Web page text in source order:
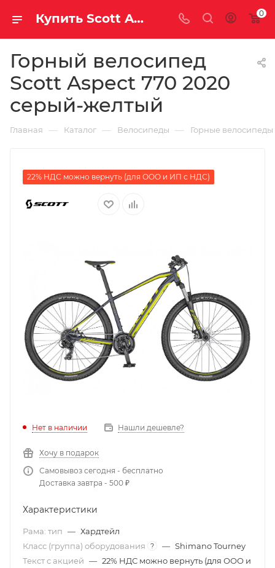
Купить Scott Aspect 770 2020 серый-желтый за рублей, а со скидкой 0
Горный велосипед
Scott Aspect 770 2020
серый-желтый
Главная — Каталог — Велосипеды — Горные велосипеды
22% НДС можно вернуть (для ООО и ИП с НДС)
Нет в наличии Нашли дешевле?
Хочу в подарок
Самовывоз сегодня - бесплатно
Доставка завтра - 500 ₽
Характеристики
Рама: тип — Хардтейл
Класс (группа) оборудования
? — Shimano Tourney
Текст с акцией — 22% НДС можно вернуть (для ООО и